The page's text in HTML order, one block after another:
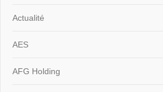
Actualité
AES
AFG Holding